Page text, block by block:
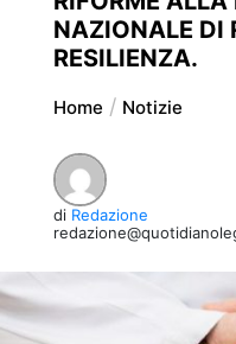
NAZIONALE DI
RESILIENZA.
Home Notizie
di Redazione